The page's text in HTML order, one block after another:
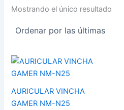
Mostrando el único resultado
AURICULAR VINCHA
GAMER NM-N25
AURICULAR
VINCHA
NM-
N25